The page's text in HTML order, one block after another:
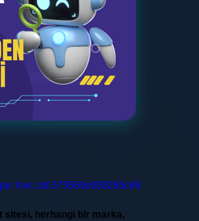
live:.cid.575569c608265c69
sitesi, herhangi bir marka,